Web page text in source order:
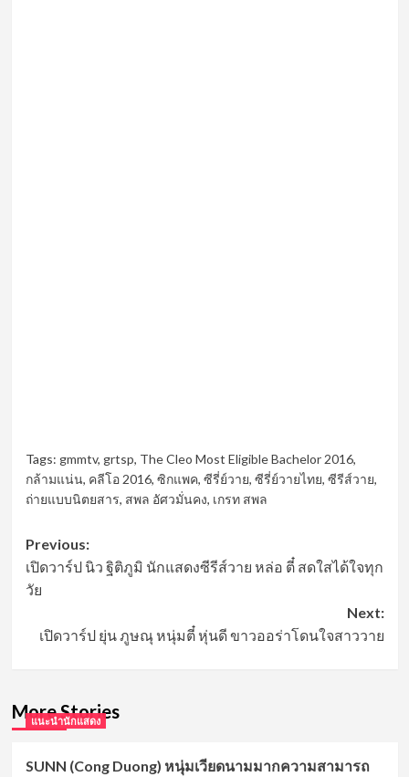
Tags: gmmtv, grtsp, The Cleo Most Eligible Bachelor 2016,
กล้ามแน่น, คลีโอ 2016, ซิกแพค, ซีรี่ย์วาย, ซีรี่ย์วายไทย, ซีรีส์วาย,
ถ่ายแบบนิตยสาร, สพล อัศวมั่นคง, เกรท สพล
Post
navigation
Previous:
เปิดวาร์ป นิว ฐิติภูมิ นักแสดงซีรีส์วาย หล่อ ตี๋ สดใสได้ใจทุก
วัย
Next:
เปิดวาร์ป ยุ่น ภูษณุ หนุ่มตี๋ หุ่นดี ขาวออร่าโดนใจสาววาย
More Stories
แนะนำนักแสดง
SUNN (Cong Duong) หนุ่มเวียดนามมากความสามารถ